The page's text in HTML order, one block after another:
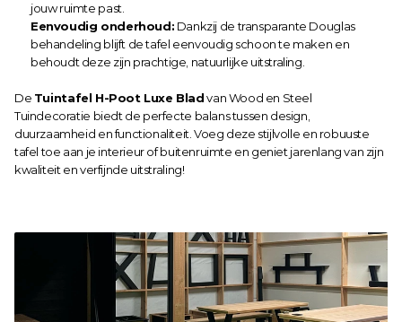
jouw ruimte past.
Eenvoudig onderhoud: Dankzij de transparante Douglas
behandeling blijft de tafel eenvoudig schoon te maken en
behoudt deze zijn prachtige, natuurlijke uitstraling.
De Tuintafel H-Poot Luxe Blad van Wood en Steel
Tuindecoratie biedt de perfecte balans tussen design,
duurzaamheid en functionaliteit. Voeg deze stijlvolle en robuuste
tafel toe aan je interieur of buitenruimte en geniet jarenlang van zijn
kwaliteit en verfijnde uitstraling!